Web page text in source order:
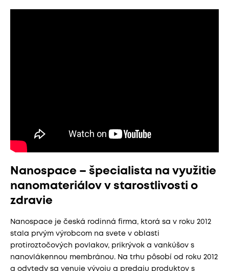
Nanospace – špecialista na využitie
nanomateriálov v starostlivosti o
zdravie
Nanospace je česká rodinná firma, ktorá sa v roku 2012
stala prvým výrobcom na svete v oblasti
protiroztočových povlakov, prikrývok a vankúšov s
nanovlákennou membránou. Na trhu pôsobí od roku 2012
a odvtedy sa venuje vývoju a predaju produktov s